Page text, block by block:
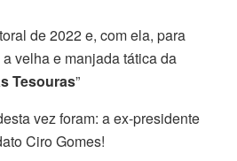
de 2022 e, com ela, para
velha e manjada tática da
Tesouras”
vez foram: a ex-presidente
Ciro Gomes!